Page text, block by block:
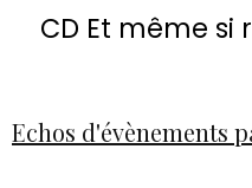
CD Et même si
Echos d'évènements